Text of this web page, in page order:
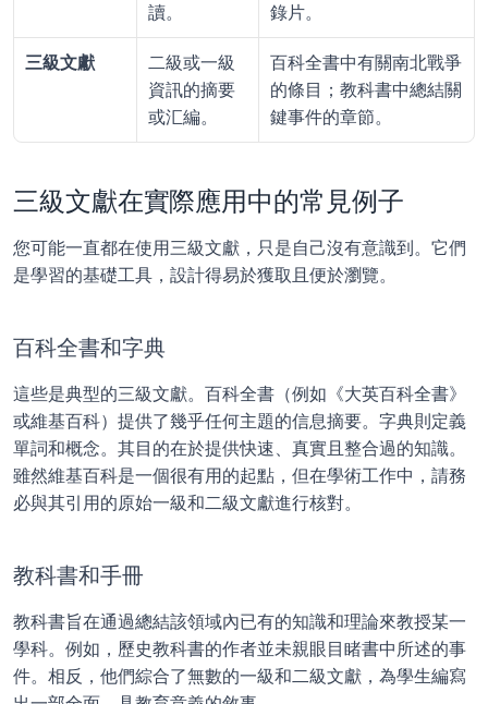
讀。
錄片。
三級文獻
二級或一級
資訊的摘要
或汇編。
百科全書中有關南北戰爭
的條目；教科書中總結關
鍵事件的章節。
三級文獻在實際應用中的常見例子
您可能一直都在使用三級文獻，只是自己沒有意識到。它們
是學習的基礎工具，設計得易於獲取且便於瀏覽。
百科全書和字典
這些是典型的三級文獻。百科全書（例如《大英百科全書》
或維基百科）提供了幾乎任何主題的信息摘要。字典則定義
單詞和概念。其目的在於提供快速、真實且整合過的知識。
雖然維基百科是一個很有用的起點，但在學術工作中，請務
必與其引用的原始一級和二級文獻進行核對。
教科書和手冊
教科書旨在通過總結該領域內已有的知識和理論來教授某一
學科。例如，歷史教科書的作者並未親眼目睹書中所述的事
件。相反，他們綜合了無數的一級和二級文獻，為學生編寫